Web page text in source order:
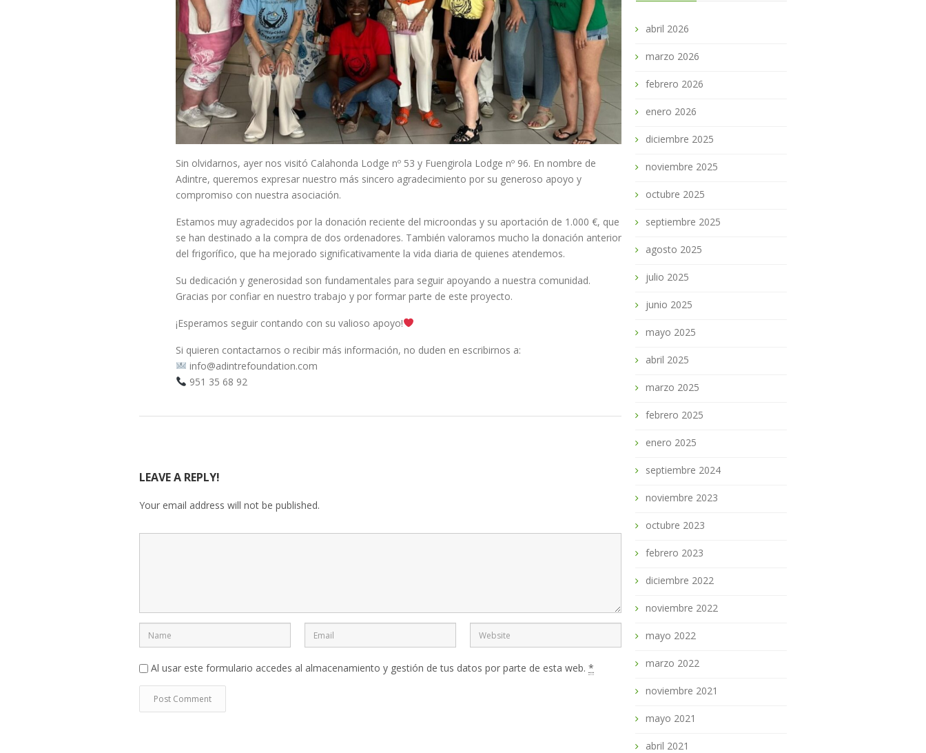
Sin olvidarnos, ayer nos visitó Calahonda Lodge nº 53 y Fuengirola Lodge nº 96. En nombre de
Adintre, queremos expresar nuestro más sincero agradecimiento por su generoso apoyo y
compromiso con nuestra asociación.
Estamos muy agradecidos por la donación reciente del microondas y su aportación de 1.000 €, que
se han destinado a la compra de dos ordenadores. También valoramos mucho la donación anterior
del frigorífico, que ha mejorado significativamente la vida diaria de quienes atendemos.
Su dedicación y generosidad son fundamentales para seguir apoyando a nuestra comunidad.
Gracias por confiar en nuestro trabajo y por formar parte de este proyecto.
¡Esperamos seguir contando con su valioso apoyo!
Si quieren contactarnos o recibir más información, no duden en escribirnos a:
info@adintrefoundation.com
951 35 68 92
LEAVE A REPLY!
Your email address will not be published.
Al usar este formulario accedes al almacenamiento y gestión de tus datos por parte de esta web. *
abril 2026
marzo 2026
febrero 2026
enero 2026
diciembre 2025
noviembre 2025
octubre 2025
septiembre 2025
agosto 2025
julio 2025
junio 2025
mayo 2025
abril 2025
marzo 2025
febrero 2025
enero 2025
septiembre 2024
noviembre 2023
octubre 2023
febrero 2023
diciembre 2022
noviembre 2022
mayo 2022
marzo 2022
noviembre 2021
mayo 2021
abril 2021